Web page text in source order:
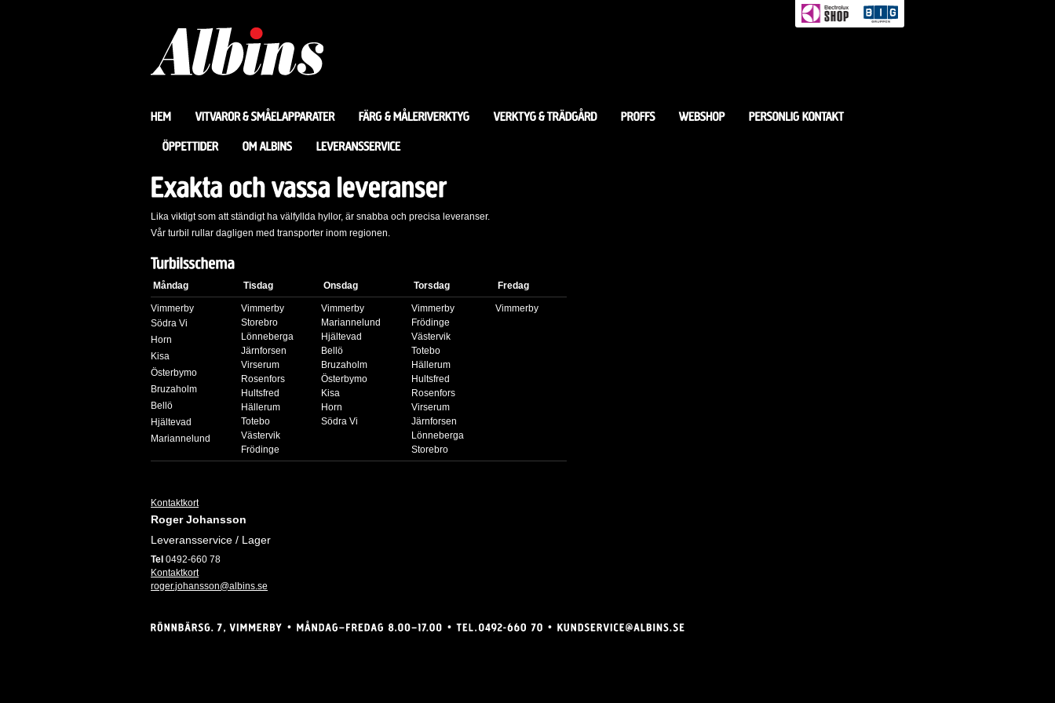
Lika viktigt som att ständigt ha välfyllda hyllor, är snabba och precisa leveranser.
Vår turbil rullar dagligen med transporter inom regionen.
Måndag Tisdag Onsdag Torsdag Fredag
Vimmerby
Södra Vi
Horn
Kisa
Österbymo
Bruzaholm
Bellö
Hjältevad
Mariannelund
Vimmerby
Storebro
Lönneberga
Järnforsen
Virserum
Rosenfors
Hultsfred
Hällerum
Totebo
Västervik
Frödinge
Vimmerby
Mariannelund
Hjältevad
Bellö
Bruzaholm
Österbymo
Kisa
Horn
Södra Vi
Vimmerby
Frödinge
Västervik
Totebo
Hällerum
Hultsfred
Rosenfors
Virserum
Järnforsen
Lönneberga
Storebro
Vimmerby
Kontaktkort
Roger Johansson
Leveransservice / Lager
Tel 0492-660 78
Kontaktkort
roger.johansson@albins.se